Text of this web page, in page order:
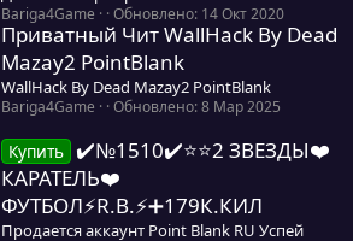
Bariga4Game
0
,
0
0
з
в
з
Обновлено: 14 Окт 2020
Приватный Чит WallHack By Dead
Mazay2 PointBlank
WallHack By Dead Mazay2 PointBlank
Bariga4Game
0
0
0
з
в
Обновлено:8 Мар 2025
Купить ✔️№1510✔️⭐️⭐️2 ЗВЕЗДЫ❤️
КАРАТЕЛЬ❤️
ФУТБОЛ⚡R.B.⚡➕179К.КИЛ
Продается аккаунт Point Blank RU Успей